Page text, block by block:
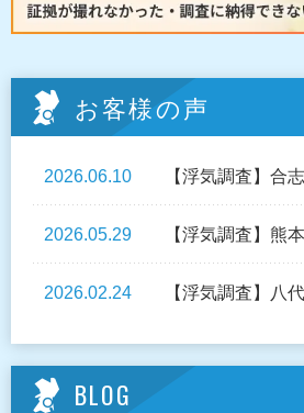
お客様の声
2026.06.10
2026.05.29
2026.02.24
BLOG